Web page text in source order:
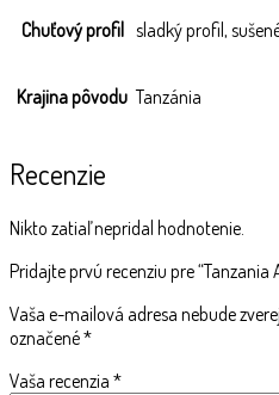
Chuťový profil sladký profil,
Krajina pôvodu Tanzánia
Recenzie
Nikto zatiaľ nepridal hodnotenie.
Pridajte prvú recenziu pre “Tanzania
Vaša e-mailová adresa nebude
označené*
Vaša recenzia *